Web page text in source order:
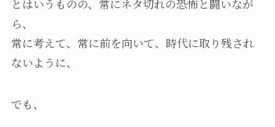
とはいうものの、常にネタ切れの恐怖と闘いなが
ら、
常に考えて、常に前を向いて、時代に取り残され
ないように、
でも、